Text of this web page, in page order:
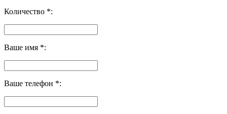
Количество *:
Ваше имя *:
Ваше телефон *: